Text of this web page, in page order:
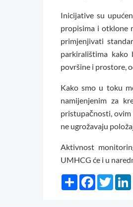
Inicijative su
propisima i otklone
primjenjivati
parkiralištima kako
površine i prostore,
Kako smo u toku
namijenjenim za
pristupačnosti, ovim
ne ugrožavaju
Aktivnost
UMHCG će i u
Share Facebook